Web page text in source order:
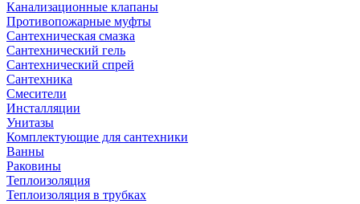
Канализационные клапаны
Противопожарные муфты
Сантехническая смазка
Сантехнический гель
Сантехнический спрей
Сантехника
Смесители
Инсталляции
Унитазы
Комплектующие для сантехники
Ванны
Раковины
Теплоизоляция
Теплоизоляция в трубках